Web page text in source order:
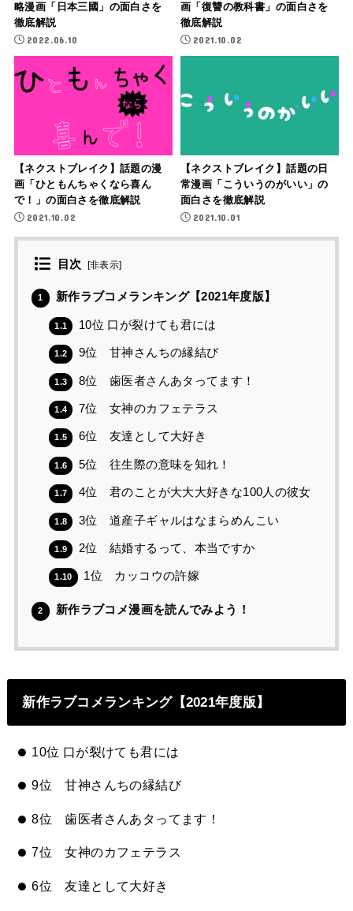
略漫画「日本三國」の面白さを
徹底解説
2022.06.10
画「復讐の教科書」の面白さを
徹底解説
2021.10.02
【ネクストブレイク】話題の漫
画「ひともんちゃくなら喜ん
で！」の面白さを徹底解説
2021.10.02
【ネクストブレイク】話題の日
常漫画「こういうのがいい」の
面白さを徹底解説
2021.10.01
目次 [非表示]
1 新作ラブコメランキング【2021年度版】
1.1 10位 口が裂けても君には
1.2 9位 甘神さんちの縁結び
1.3 8位 歯医者さんあタってます！
1.4 7位 女神のカフェテラス
1.5 6位 友達として大好き
1.6 5位 往生際の意味を知れ！
1.7 4位 君のことが大大大好きな100人の彼女
1.8 3位 道産子ギャルはなまらめんこい
1.9 2位 結婚するって、本当ですか
1.10 1位 カッコウの許嫁
2 新作ラブコメ漫画を読んでみよう！
新作ラブコメランキング【2021年度版】
10位 口が裂けても君には
9位 甘神さんちの縁結び
8位 歯医者さんあタってます！
7位 女神のカフェテラス
6位 友達として大好き